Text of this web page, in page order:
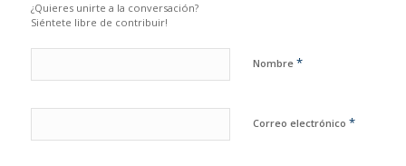
¿Quieres unirte a la conversación?
Siéntete libre de contribuir!
Nombre *
Correo electrónico *